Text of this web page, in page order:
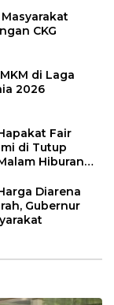
CKG
di Laga
2026
Fair
di Tutup
Hiburan
Diarena
Gubernur